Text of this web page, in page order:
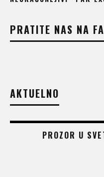
PRATITE NAS NA
AKTUELNO
PROZOR U